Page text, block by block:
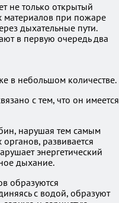
не только открытый
при пожаре
дыхательные пути.
в первую очередь два
в небольшом количестве.
с тем, что он имеется
нарушая тем самым
развивается
энергетический
дыхание.
образуются
с водой, образуют